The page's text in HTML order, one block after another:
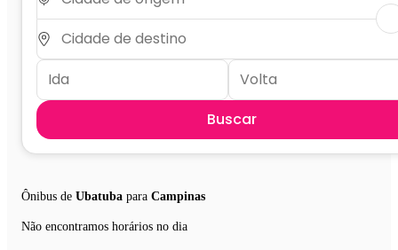
Buscar
Ônibus de Ubatuba para Campinas
Não encontramos horários no dia